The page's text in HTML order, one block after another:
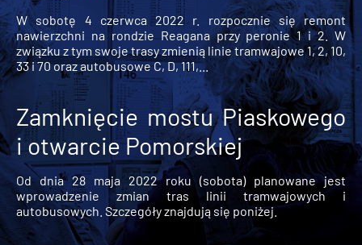
W sobotę 4 czerwca 2022 r. rozpocznie się remont
nawierzchni na rondzie Reagana przy peronie 1 i 2. W
związku z tym swoje trasy zmienią linie tramwajowe 1, 2, 10,
33 i 70 oraz autobusowe C, D, 111,...
Zamknięcie mostu Piaskowego
i otwarcie Pomorskiej
Od dnia 28 maja 2022 roku (sobota) planowane jest
wprowadzenie zmian tras linii tramwajowych i
autobusowych. Szczegóły znajdują się poniżej.